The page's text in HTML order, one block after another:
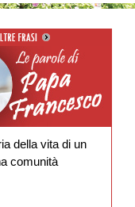
della vita di un
comunità